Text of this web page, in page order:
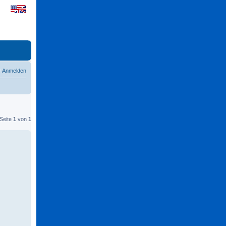
Anmelden
1 von 1